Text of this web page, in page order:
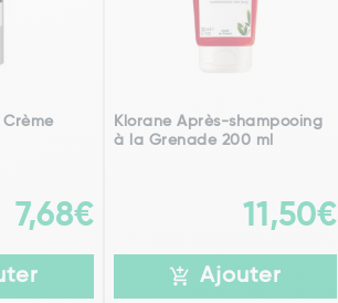
7,68€
Klorane Après-shampooing
à la Grenade 200 ml
11,50€
Ajouter